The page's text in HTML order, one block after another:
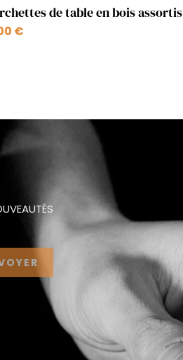
Aperçu rapide
de table en bois assortis
€